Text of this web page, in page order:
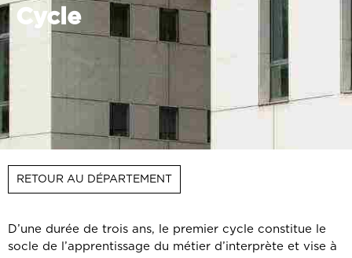
Cycle
RETOUR AU DÉPARTEMENT
D’une durée de trois ans, le premier cycle constitue le
socle de l’apprentissage du métier d’interprète et vise à